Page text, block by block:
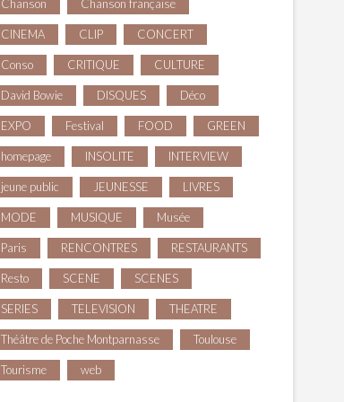
Chanson Chanson française
CINEMA CLIP CONCERT
Conso CRITIQUE CULTURE
David Bowie DISQUES Déco
EXPO Festival FOOD GREEN
homepage INSOLITE INTERVIEW
jeune public JEUNESSE LIVRES
MODE MUSIQUE Musée
Paris RENCONTRES RESTAURANTS
Resto SCENE SCENES
SERIES TELEVISION THEATRE
Théâtre de Poche Montparnasse Toulouse
Tourisme web